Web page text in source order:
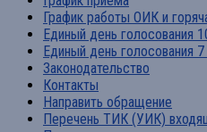
График работы ОИК и
Единый день голосования
Единый день голосования
Законодательство
Контакты
Направить обращение
Перечень ТИК (УИК)